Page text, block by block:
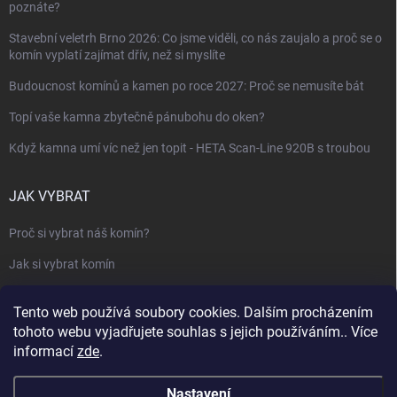
Tento web používá soubory cookies. Dalším procházením
tohoto webu vyjadřujete souhlas s jejich používáním.. Více
informací zde.
poznáte?
Stavební veletrh Brno 2026: Co jsme viděli, co nás zaujalo a proč se o
komín vyplatí zajímat dřív, než si myslíte
Budoucnost komínů a kamen po roce 2027: Proč se nemusíte bát
Topí vaše kamna zbytečně pánubohu do oken?
Když kamna umí víc než jen topit - HETA Scan-Line 920B s troubou
JAK VYBRAT
Proč si vybrat náš komín?
Jak si vybrat komín
Jak vybrat kamna nebo krbovou vložku
Jak postavit krbovou obestavbu
Slovník pojmů - komíny, krby, vytápění